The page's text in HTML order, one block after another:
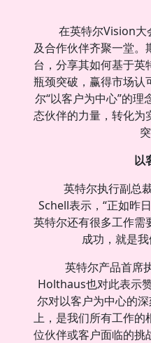
在英特尔Vision大
及合作伙伴齐聚一堂。
台，分享其如何基于英
瓶颈突破，赢得市场认
尔“以客户为中心”的
态伙伴的力量，转化为
以
英特尔执行副总
Schell表示，“正如昨
英特尔还有很多工作需
成功，就是
英特尔产品首席
Holthaus也对此表示
尔对以客户为中心的
上，是我们所有工作的
位伙伴或客户面临的挑